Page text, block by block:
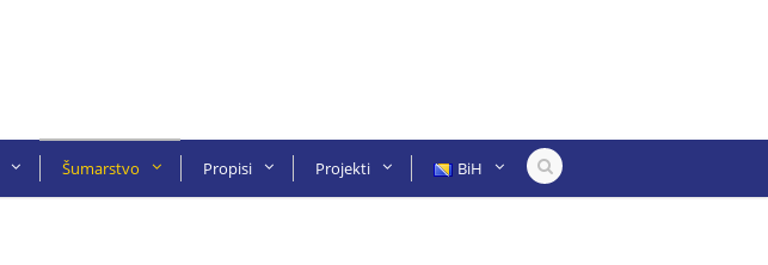
Šumarstvo Propisi Projekti BiH